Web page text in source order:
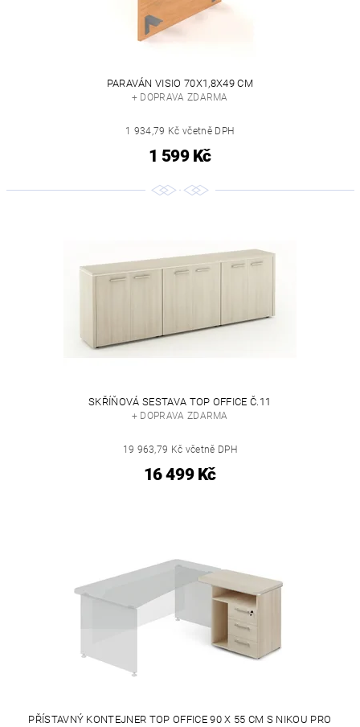
PARAVÁN VISIO 70X1,8X49 CM
+ DOPRAVA ZDARMA
1 934,79 Kč včetně DPH
1 599 Kč
SKŘÍŇOVÁ SESTAVA TOP OFFICE Č.11
+ DOPRAVA ZDARMA
19 963,79 Kč včetně DPH
16 499 Kč
PŘÍSTAVNÝ KONTEJNER TOP OFFICE 90 X 55 CM S NIKOU PRO